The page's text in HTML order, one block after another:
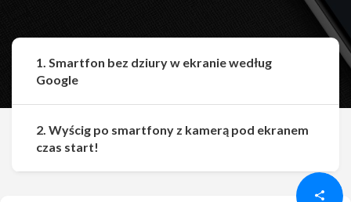
1. Smartfon bez dziury w ekranie według
Google
2. Wyścig po smartfony z kamerą pod ekranem
czas start!